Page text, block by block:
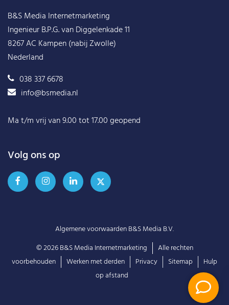
B&S Media Internetmarketing
Ingenieur B.P.G. van Diggelenkade 11
8267 AC Kampen (nabij Zwolle)
Nederland
038 337 6678
info@bsmedia.nl
Ma t/m vrij van 9.00 tot 17.00 geopend
Volg ons op
Algemene voorwaarden B&S Media B.V.
© 2026B&S Media Internetmarketing
Alle rechten
voorbehouden
Werken met derden Privacy Sitemap
Hulp
op afstand